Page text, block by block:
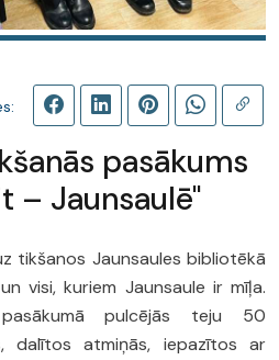
pasākums
– Jaunsaulē"
tikšanos Jaunsaules bibliotēkā
visi, kuriem Jaunsaule ir mīļa.
pulcējās teju 50
dalītos atmiņās, iepazītos ar